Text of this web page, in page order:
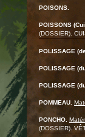
POISONS.
POISSONS
(DOSSIER).
POLISSAGE
POLISSAGE
POLISSAGE
POMMEAU.
PONCHO.
(DOSSIER).